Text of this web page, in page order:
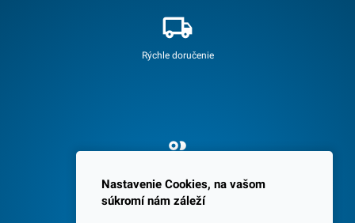
Rýchle doručenie
Spokojných 3600 zákazníkov
Nastavenie Cookies, na vašom
súkromí nám záleží